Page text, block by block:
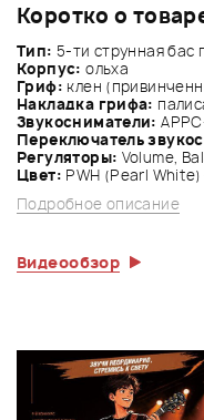
Коротко о
Тип: 5-ти струнная бас
Корпус:ольха
Гриф: клен
Накладка грифа:
Звукосниматели:
Переключатель
Регуляторы: Volume,
Цвет: PWH (Pearl
Подробное описание
Видеообзор